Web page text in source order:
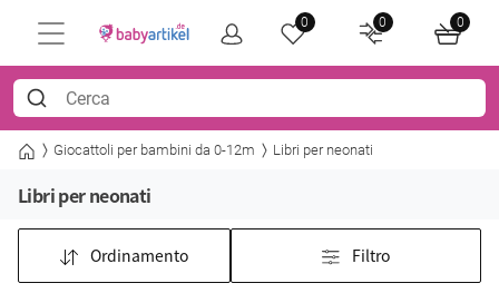
0 0 0
Giocattoli per bambini da 0-12m Libri per neonati
Libri per neonati
Ordinamento Filtro